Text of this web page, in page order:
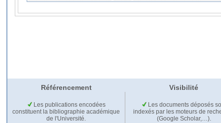
Référencement Visibilité
Les publications encodées
constituent la bibliographie académique
de l'Université.
Les documents déposés
indexés par les moteurs de
(Google Scholar,…).